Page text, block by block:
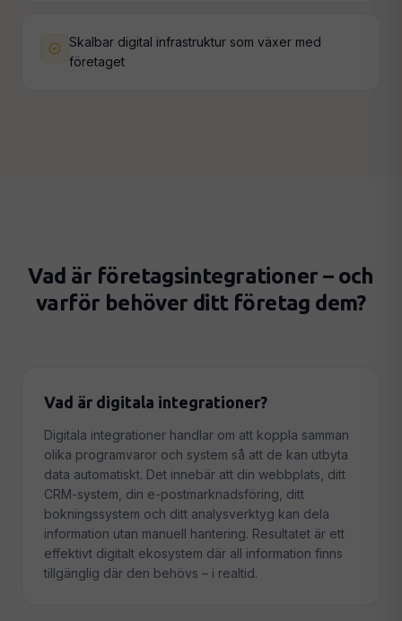
Skalbar digital infrastruktur som växer med
företaget
Vad är företagsintegrationer – och
varför behöver ditt företag dem?
Vad är digitala integrationer?
Digitala integrationer handlar om att koppla samman
olika programvaror och system så att de kan utbyta
data automatiskt. Det innebär att din webbplats, ditt
CRM-system, din e-postmarknadsföring, ditt
bokningssystem och ditt analysverktyg kan dela
information utan manuell hantering. Resultatet är ett
effektivt digitalt ekosystem där all information finns
tillgänglig där den behövs – i realtid.